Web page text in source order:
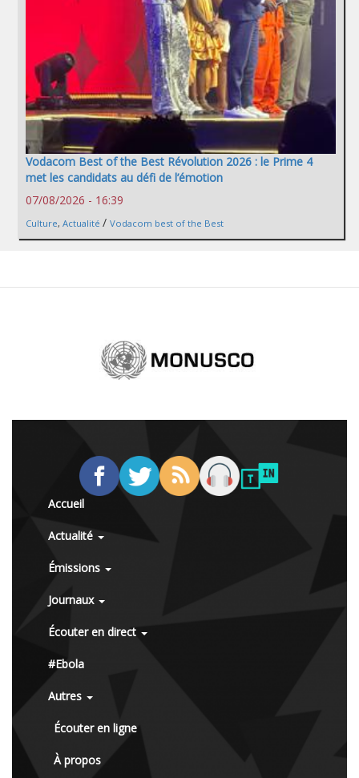
Vodacom Best of the Best Révolution 2026 : le Prime 4
met les candidats au défi de l’émotion
07/08/2026 - 16:39
Culture, Actualité / Vodacom best of the Best
Accueil
Actualité
Émissions
Journaux
Écouter en direct
#Ebola
Autres
Écouter en ligne
À propos